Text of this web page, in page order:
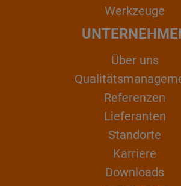
Werkzeuge
Über uns
Referenzen
Lieferanten
Standorte
Karriere
Downloads